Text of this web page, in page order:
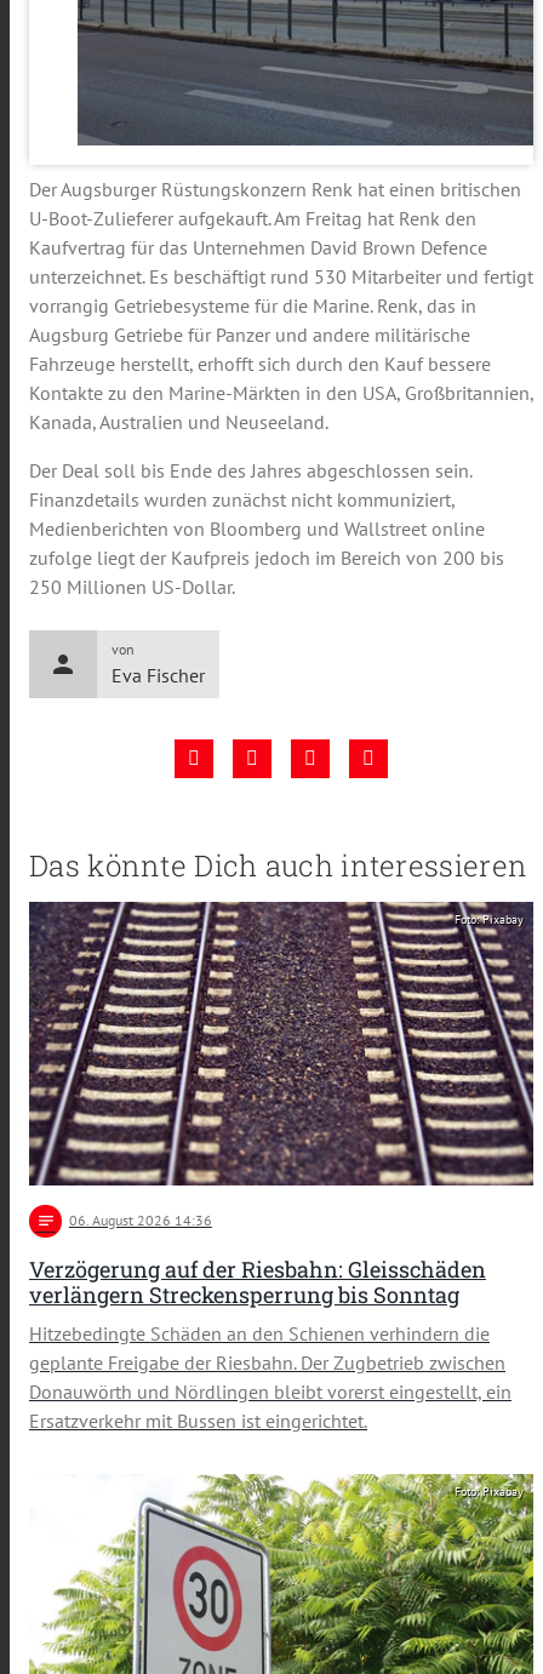
Der Augsburger Rüstungskonzern Renk hat einen britischen
U-Boot-Zulieferer aufgekauft. Am Freitag hat Renk den
Kaufvertrag für das Unternehmen David Brown Defence
unterzeichnet. Es beschäftigt rund 530 Mitarbeiter und fertigt
vorrangig Getriebesysteme für die Marine. Renk, das in
Augsburg Getriebe für Panzer und andere militärische
Fahrzeuge herstellt, erhofft sich durch den Kauf bessere
Kontakte zu den Marine-Märkten in den USA, Großbritannien,
Kanada, Australien und Neuseeland.
Der Deal soll bis Ende des Jahres abgeschlossen sein.
Finanzdetails wurden zunächst nicht kommuniziert,
Medienberichten von Bloomberg und Wallstreet online
zufolge liegt der Kaufpreis jedoch im Bereich von 200 bis
250 Millionen US-Dollar.
person
von
Eva Fischer
Das könnte Dich auch interessieren
Foto: Pixabay
notes 06. August 2026 14:36
Verzögerung auf der Riesbahn: Gleisschäden
verlängern Streckensperrung bis Sonntag
Hitzebedingte Schäden an den Schienen verhindern die
geplante Freigabe der Riesbahn. Der Zugbetrieb zwischen
Donauwörth und Nördlingen bleibt vorerst eingestellt, ein
Ersatzverkehr mit Bussen ist eingerichtet.
Foto: Pixabay